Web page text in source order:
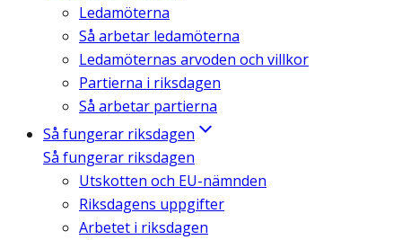
Ledamöterna
Så arbetar ledamöterna
Ledamöternas arvoden och villkor
Partierna i riksdagen
Så arbetar partierna
Så fungerar riksdagen
Så fungerar riksdagen
Utskotten och EU-nämnden
Riksdagens uppgifter
Arbetet i riksdagen